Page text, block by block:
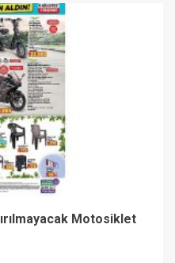
Motosiklet